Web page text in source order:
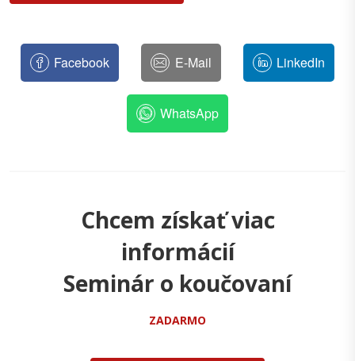
Facebook E-Mail LinkedIn
WhatsApp
Chcem získať viac
informácií
Seminár o koučovaní
ZADARMO